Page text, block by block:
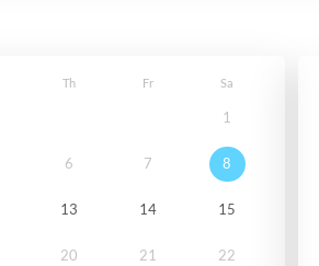
Th Fr Sa
1
6 7 8
13 14 15
20 21 22